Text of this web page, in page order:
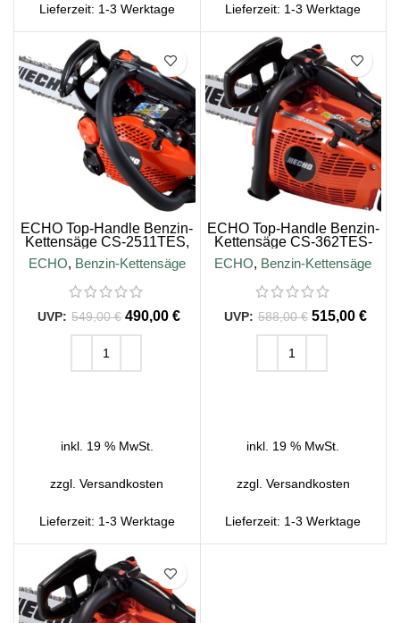
Lieferzeit: 1-3 Werktage Lieferzeit: 1-3 Werktage
ECHO Top-Handle Benzin-
Kettensäge CS-2511TES,
3/8″, 25cm Schienenlänge
ECHO, Benzin-Kettensäge
549,00€ 490,00€
inkl. 19 % MwSt.
zzgl.Versandkosten
Lieferzeit: 1-3 Werktage
ECHO Top-Handle Benzin-
Kettensäge CS-362TES-
30, 3/8″, 30cm
Schienenlänge
ECHO, Benzin-Kettensäge
588,00€ 515,00 €
inkl. 19 % MwSt.
zzgl. Versandkosten
Lieferzeit: 1-3 Werktage